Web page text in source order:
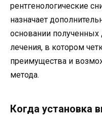
рентгенологические
назначает
основании
лечения, в котором
преимущества и
метода.
Когда установка